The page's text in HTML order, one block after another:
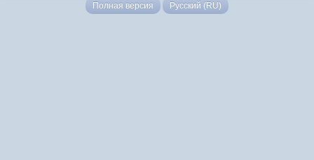
Полная версия Русский (RU)